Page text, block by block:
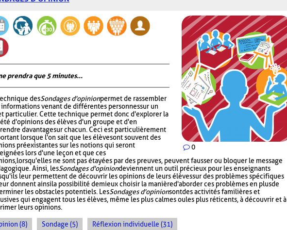
0
prendra que 5 minutes...
desSondages d'opinionpermet de rassembler
informations venant de différentes personnes sur un
particulier. Cette technique permet donc d'explorer la
d'opinions des élèves d'un groupe et d'en
davantage sur chacun. Ceci est particulièrement
lorsque l'on sait que les élèves ont souvent des
préexistantes sur les notions qui seront
lors d'une leçon et que ces
lorsqu'elles ne sont pas étayées par des preuves, peuvent fausser ou bloquer le message
Ainsi, lesSondages d'opiniondeviennent un outil précieux pour les enseignants
leur permettent de découvrir les opinions de leurs élèves sur des problèmes spécifiques
donnent ainsi la possibilité de mieux choisir la manière d'aborder ces problèmes en plus de
les obstacles potentiels. LesSondages d'opinionsont des activités familières et
qui engagent tous les élèves, même les plus calmes ou les plus réticents, à découvrir et à
leurs opinions.
(8) Sondage (5) Réflexion individuelle (31)